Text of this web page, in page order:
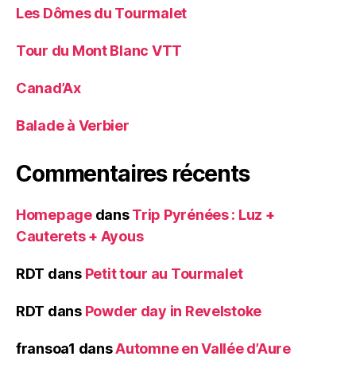
Les Dômes du Tourmalet
Tour du Mont Blanc VTT
Canad’Ax
Balade à Verbier
Commentaires récents
HomepagedansTrip Pyrénées : Luz +
Cauterets + Ayous
RDT dans Petit tour au Tourmalet
RDT dans Powder day in Revelstoke
fransoa1 dansAutomne en Vallée d’Aure